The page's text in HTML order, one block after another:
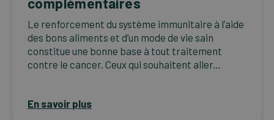
Le renforcement du système immunitaire à l’aide
des bons aliments et d’un mode de vie sain
constitue une bonne base à tout traitement
contre le cancer. Ceux qui souhaitent aller...
En savoir plus